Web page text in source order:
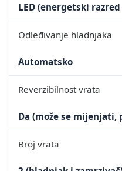
LED (energetski
Odleđivanje hladnjaka
Automatsko
Reverzibilnost vrata
Da (može se mijenjati,
Broj vrata